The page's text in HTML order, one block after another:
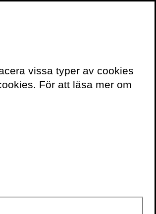
vissa typer av cookies
För att läsa mer om